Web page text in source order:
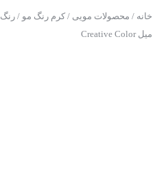
خانه / محصولات مویی / کرم رنگ مو
میل Creative Color